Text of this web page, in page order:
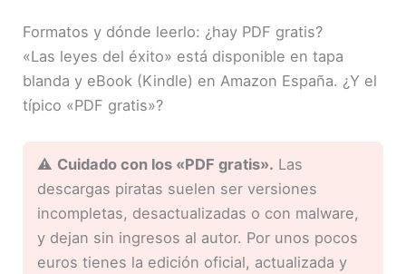
Formatos y dónde leerlo: ¿hay PDF gratis?
«Las leyes del éxito» está disponible en tapa
blanda y eBook (Kindle) en Amazon España. ¿Y el
típico «PDF gratis»?
⚠️ Cuidado con los «PDF gratis». Las
descargas piratas suelen ser versiones
incompletas, desactualizadas o con malware,
y dejan sin ingresos al autor. Por unos pocos
euros tienes la edición oficial, actualizada y